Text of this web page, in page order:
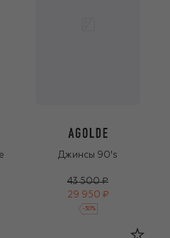
Джинсы 90's
43 500 ₽
29 950 ₽
-30%